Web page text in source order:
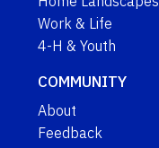
Work & Life
4-H & Youth
COMMUNITY
About
Feedback